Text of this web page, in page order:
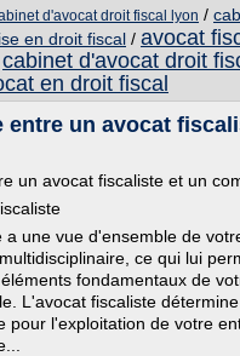
d'avocat droit fiscal lyon /
en droit fiscal / avocat
cabinet d'avocat droit
en droit fiscal
entre un avocat
un avocat fiscaliste et un
a une vue d'ensemble de
ce qui lui
fondamentaux de
L'avocat fiscaliste
pour l'exploitation de votre